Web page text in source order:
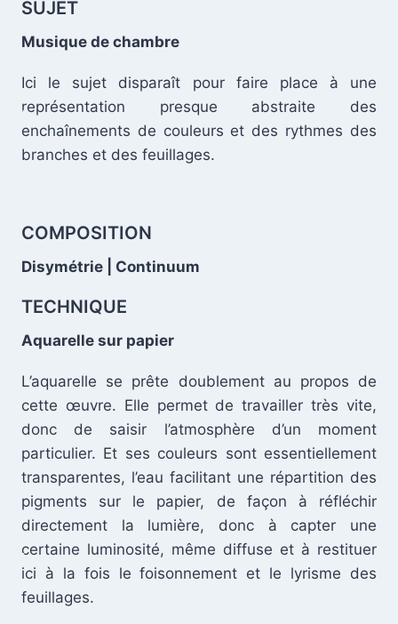
SUJET
Musique de chambre
Ici le sujet disparaît pour faire place à une
représentation presque abstraite des
enchaînements de couleurs et des rythmes des
branches et des feuillages.
.
COMPOSITION
Disymétrie | Continuum
TECHNIQUE
Aquarelle sur papier
L’aquarelle se prête doublement au propos de
cette œuvre. Elle permet de travailler très vite,
donc de saisir l’atmosphère d’un moment
particulier. Et ses couleurs sont essentiellement
transparentes, l’eau facilitant une répartition des
pigments sur le papier, de façon à réfléchir
directement la lumière, donc à capter une
certaine luminosité, même diffuse et à restituer
ici à la fois le foisonnement et le lyrisme des
feuillages.
.